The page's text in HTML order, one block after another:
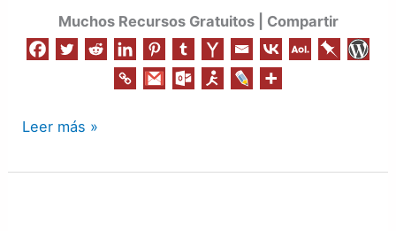
Muchos Recursos Gratuitos | Compartir
Leer más »